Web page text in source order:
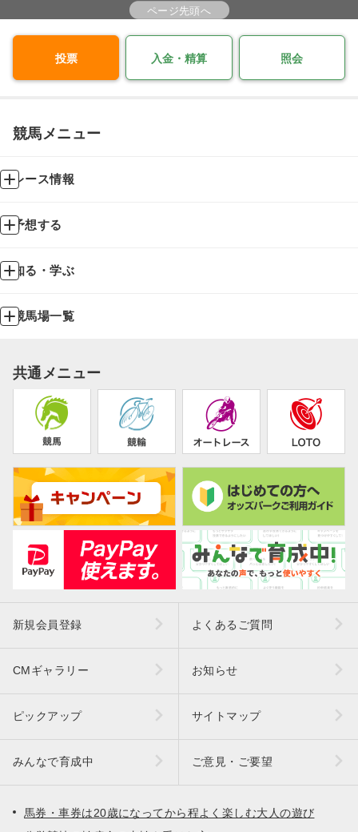
ページ先頭へ
投票 入金・精算 照会
競馬メニュー
レース情報
予想する
知る・学ぶ
競馬場一覧
共通メニュー
新規会員登録 よくあるご質問
CMギャラリー お知らせ
ピックアップ サイトマップ
みんなで育成中 ご意見・ご要望
馬券・車券は20歳になってから程よく楽しむ大人の遊び